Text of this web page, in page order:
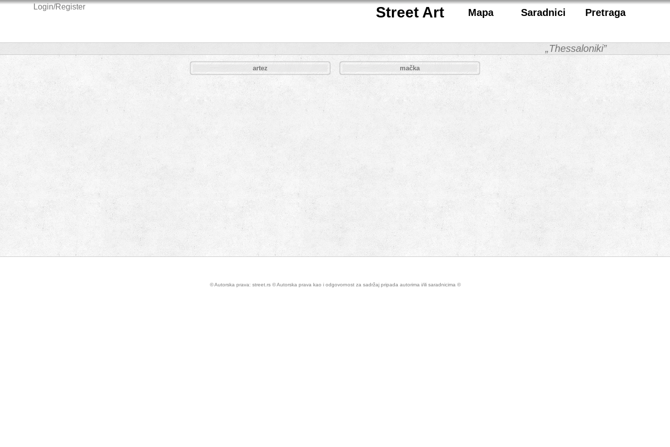
Street Art Mapa Saradnici Pretraga
Login/Register
„Thessaloniki”
artez mačka
© Autorska prava: street.rs © Autorska prava kao i odgovornost za sadržaj pripada autorima i/ili saradnicima ©